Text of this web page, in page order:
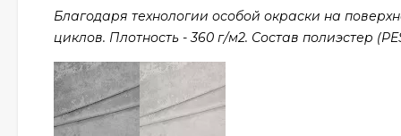
Благодаря технологии особой окраски на
циклов. Плотность - 360 г/м2. Состав полиэстер